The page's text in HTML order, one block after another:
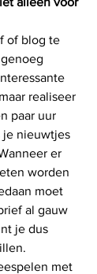
of blog te
realiseer
paar uur
je nieuwtjes
er
worden
moet
al gauw
je dus
met